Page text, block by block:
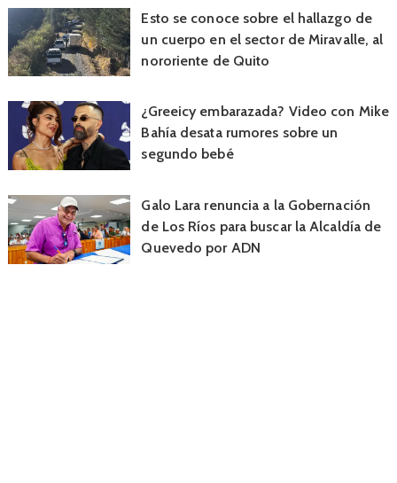
Esto se conoce sobre el hallazgo de
un cuerpo en el sector de Miravalle, al
nororiente de Quito
¿Greeicy embarazada? Video con Mike
Bahía desata rumores sobre un
segundo bebé
Galo Lara renuncia a la Gobernación
de Los Ríos para buscar la Alcaldía de
Quevedo por ADN